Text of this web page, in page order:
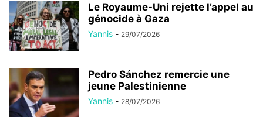
Le Royaume-Uni rejette l’appel au
génocide à Gaza
Yannis - 29/07/2026
Pedro Sánchez remercie une
jeune Palestinienne
Yannis - 28/07/2026